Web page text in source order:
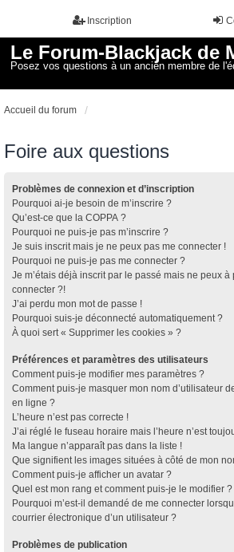
Inscription
Le Forum-Blackjack de
Posez vos questions à un ancien membre de
Accueil du forum
Foire aux questions
Problèmes de connexion et d’inscription
Pourquoi ai-je besoin de m’inscrire ?
Qu’est-ce que la COPPA ?
Pourquoi ne puis-je pas m’inscrire ?
Je suis inscrit mais je ne peux pas me connecter !
Pourquoi ne puis-je pas me connecter ?
Je m’étais déjà inscrit par le passé mais ne peux à
connecter ?!
J’ai perdu mon mot de passe !
Pourquoi suis-je déconnecté automatiquement ?
À quoi sert « Supprimer les cookies » ?
Préférences et paramètres des utilisateurs
Comment puis-je modifier mes paramètres ?
Comment puis-je masquer mon nom d’utilisateur
en ligne ?
L’heure n’est pas correcte !
J’ai réglé le fuseau horaire mais l’heure n’est
Ma langue n’apparaît pas dans la liste !
Que signifient les images situées à côté de mon
Comment puis-je afficher un avatar ?
Quel est mon rang et comment puis-je le modifier ?
Pourquoi m’est-il demandé de me connecter
courrier électronique d’un utilisateur ?
Problèmes de publication